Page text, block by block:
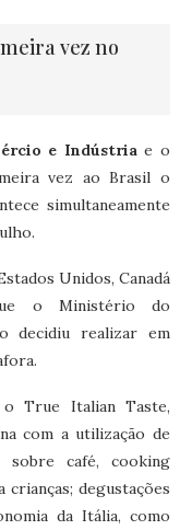
vez no
e Indústria e o
vez ao Brasil o
simultaneamente
Unidos, Canadá
o Ministério do
decidiu realizar em
o True Italian Taste,
com a utilização de
sobre café, cooking
degustações
da Itália, como